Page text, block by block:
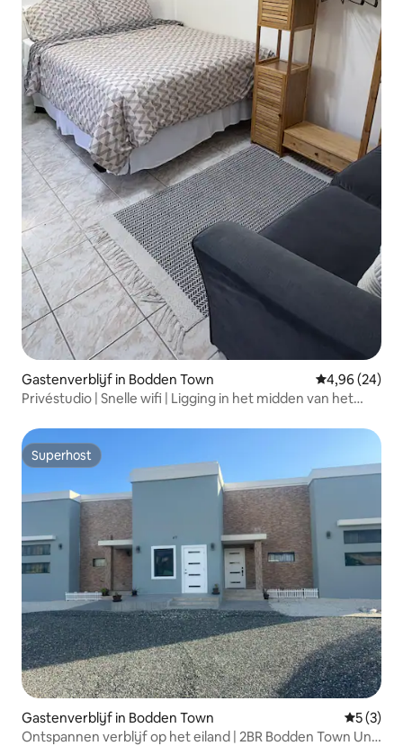
Gastenverblijf in Bodden Town Gemiddelde
4,96 (24)
Privéstudio | Snelle wifi | Ligging in het midden van het
Superhost
Superhost
Gastenverblijf in Bodden Town
5 (3)
Ontspannen verblijf op het eiland | 2BR Bodden Town Unit